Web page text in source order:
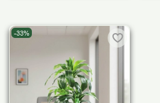
-33%